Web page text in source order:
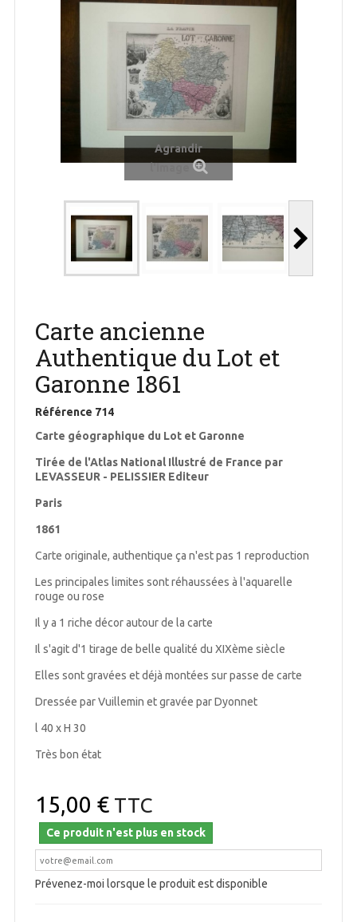
Agrandir
Carte ancienne
Authentique du Lot et
Garonne 1861
Référence 714
Carte géographique du Lot et Garonne
Tirée de l'Atlas National Illustré de France par
LEVASSEUR - PELISSIER Editeur
Paris
1861
Carte originale, authentique ça n'est pas 1 reproduction
Les principales limites sont réhaussées à l'aquarelle
rouge ou rose
Il y a 1 riche décor autour de la carte
Il s'agit d'1 tirage de belle qualité du XIXème siècle
Elles sont gravées et déjà montées sur passe de carte
Dressée par Vuillemin et gravée par Dyonnet
l 40 x H 30
Très bon état
15,00 €TTC
Ce produit n'est plus en stock
Prévenez-moi lorsque le produit est disponible